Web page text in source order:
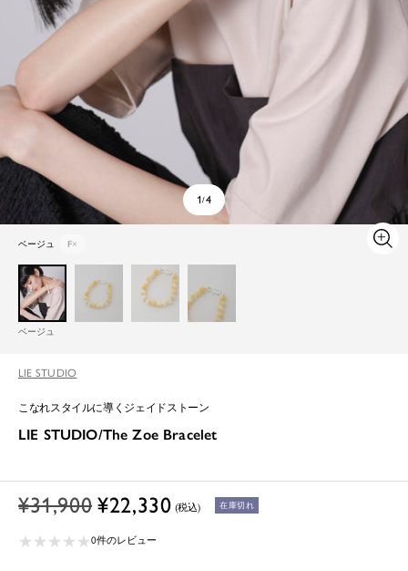
1/4
ベージュ F×
ズ
ベージュ
LIE STUDIO
こなれスタイルに導くジェイドストーン
LIE STUDIO/The Zoe Bracelet
通
価
¥31,900 セ
ル
¥22,330 (税込) 在庫切れ
★ ★ ★ ★ ★
★ ★ ★ ★ ★0件のレビュー